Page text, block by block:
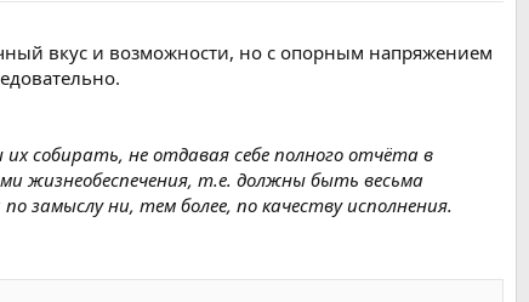
вкус и возможности, но с опорным напряжением
собирать, не отдавая себе полного отчёта в
жизнеобеспечения, т.е. должны быть весьма
замыслу ни, тем более, по качеству исполнения.